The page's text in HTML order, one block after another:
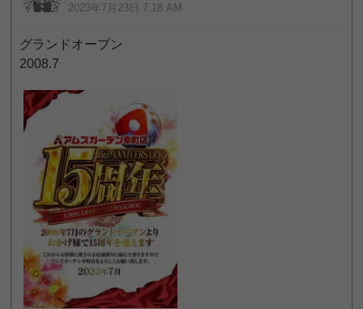
2023年7月23日 7:18 AM
グランドオープン
2008.7